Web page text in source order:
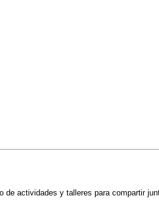
de actividades y talleres para compartir